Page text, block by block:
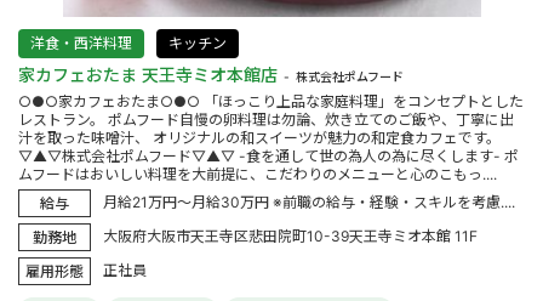
洋食・西洋料理 キッチン
家カフェおたま 天王寺ミオ本館店 株式会社ポムフード
○●○家カフェおたま○●○ 「ほっこり上品な家庭料理」をコンセプトとした
レストラン。 ポムフード自慢の卵料理は勿論、炊き立てのご飯や、丁寧に出
汁を取った味噌汁、 オリジナルの和スイーツが魅力の和定食カフェです。
▽▲▽株式会社ポムフード▽▲▽ -食を通して世の為人の為に尽くします- ポ
ムフードはおいしい料理を大前提に、こだわりのメニューと心のこもっ....
給与
月給21万円～月給30万円 ※前職の給与・経験・スキルを考慮....
勤務地
大阪府大阪市天王寺区悲田院町10-39天王寺ミオ本館 11F
雇用形態
正社員